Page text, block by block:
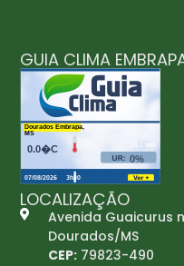
GUIA CLIMA
LOCALIZAÇÃO
Avenida Guaicurus
Dourados/MS
CEP:79823-490